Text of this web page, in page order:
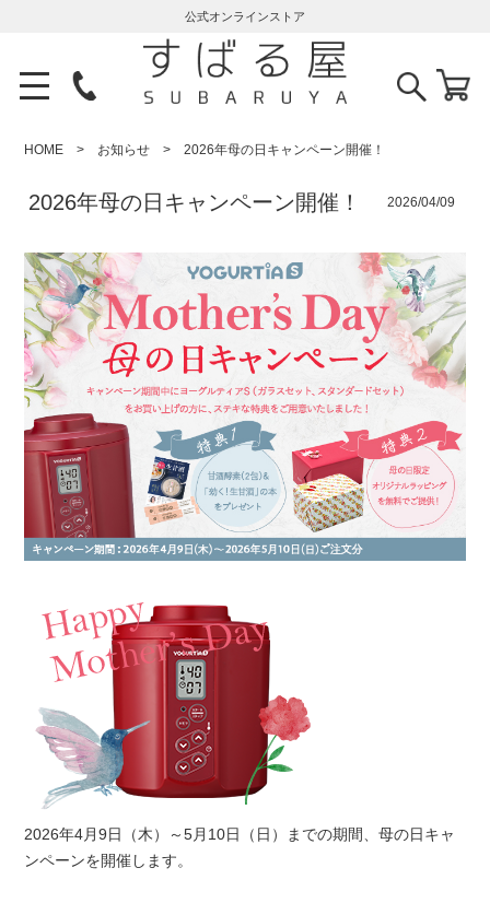
公式オンラインストア
HOME お知らせ 2026年母の日キャンペーン開催！
2026年母の日キャンペーン開催！ 2026/04/09
2026年4月9日（木）～5月10日（日）までの期間、母の日キャ
ンペーンを開催します。